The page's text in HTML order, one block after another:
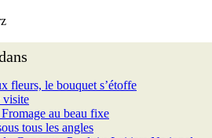
fleurs, le bouquet s’étoffe
visite
au beau fixe
tous les angles